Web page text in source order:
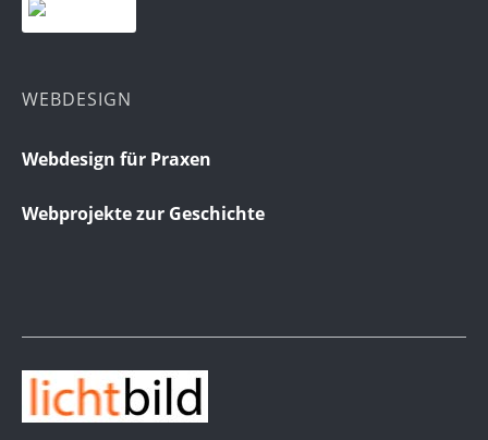
WEBDESIGN
Webdesign für Praxen
Webprojekte zur Geschichte